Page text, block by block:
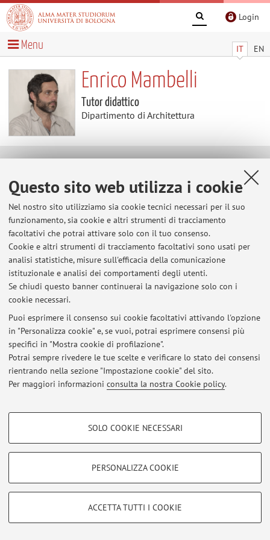
Questo sito web utilizza i cookie
Nel nostro sito utilizziamo sia cookie tecnici necessari per il suo
funzionamento, sia cookie e altri strumenti di tracciamento
facoltativi che potrai attivare solo con il tuo consenso.
Cookie e altri strumenti di tracciamento facoltativi sono usati per
analisi statistiche, misure sull'efficacia della comunicazione
istituzionale e analisi dei comportamenti degli utenti.
Se chiudi questo banner continuerai la navigazione solo con i
cookie necessari.
Puoi esprimere il consenso sui cookie facoltativi attivando l'opzione
in "Personalizza cookie" e, se vuoi, potrai esprimere consensi più
specifici in "Mostra cookie di profilazione".
Potrai sempre rivedere le tue scelte e verificare lo stato dei consensi
rientrando nella sezione "Impostazione cookie" del sito.
Per maggiori informazioni consulta la nostra Cookie policy.
COOKIE DI PROFILAZIONE - FACOLTATIVI
COOKIE TECNICI - NECESSARI
Si tratta di cookie tecnici utilizzati, a titolo esemplificativo, per il corretto
SOLO COOKIE NECESSARI
PERSONALIZZA COOKIE
ACCETTA TUTTI I COOKIE
Login
IT EN
Menu
Enrico Mambelli
Tutor didattico
Dipartimento di Architettura
Ultimi avvisi
Al momento non sono presenti avvisi.
Area riservata
Accedi tramite
|Note legali| Impostazioni Cookie